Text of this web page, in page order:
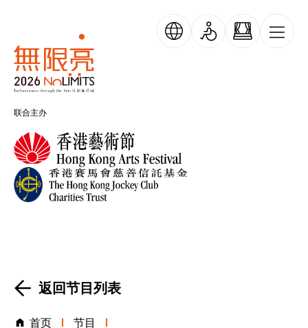
联合主办
返回节目列表
首页 节目